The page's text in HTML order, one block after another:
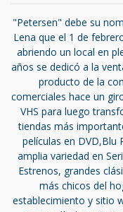
"Petersen" debe su
Lena que el 1 de
abriendo un local en
años se dedicó a la
producto de la
comerciales hace un
VHS para luego
tiendas más
películas en DVD,Blu
amplia variedad en
Estrenos, grandes
más chicos del
establecimiento y sitio